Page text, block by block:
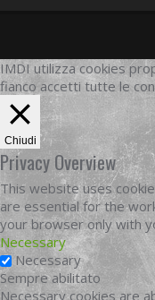
IMDI utilizza cookies
fianco accetti tutte le
Chiudi
Privacy Overview
This website uses
are essential for the
your browser only with
Necessary
Necessary
Sempre abilitato
Necessary cookies are